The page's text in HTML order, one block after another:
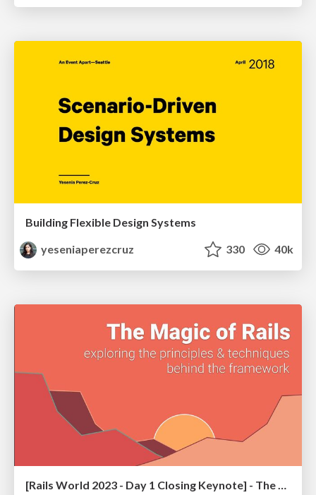
Building Flexible Design Systems
yeseniaperezcruz
330 40k
[Rails World 2023 - Day 1 Closing Keynote] - The Magic of Rails